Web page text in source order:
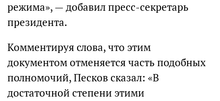
режима», — добавил пресс-секретарь
президента.
Комментируя слова, что этим
документом отменяется часть подобных
полномочий, Песков сказал: «В
достаточной степени этими